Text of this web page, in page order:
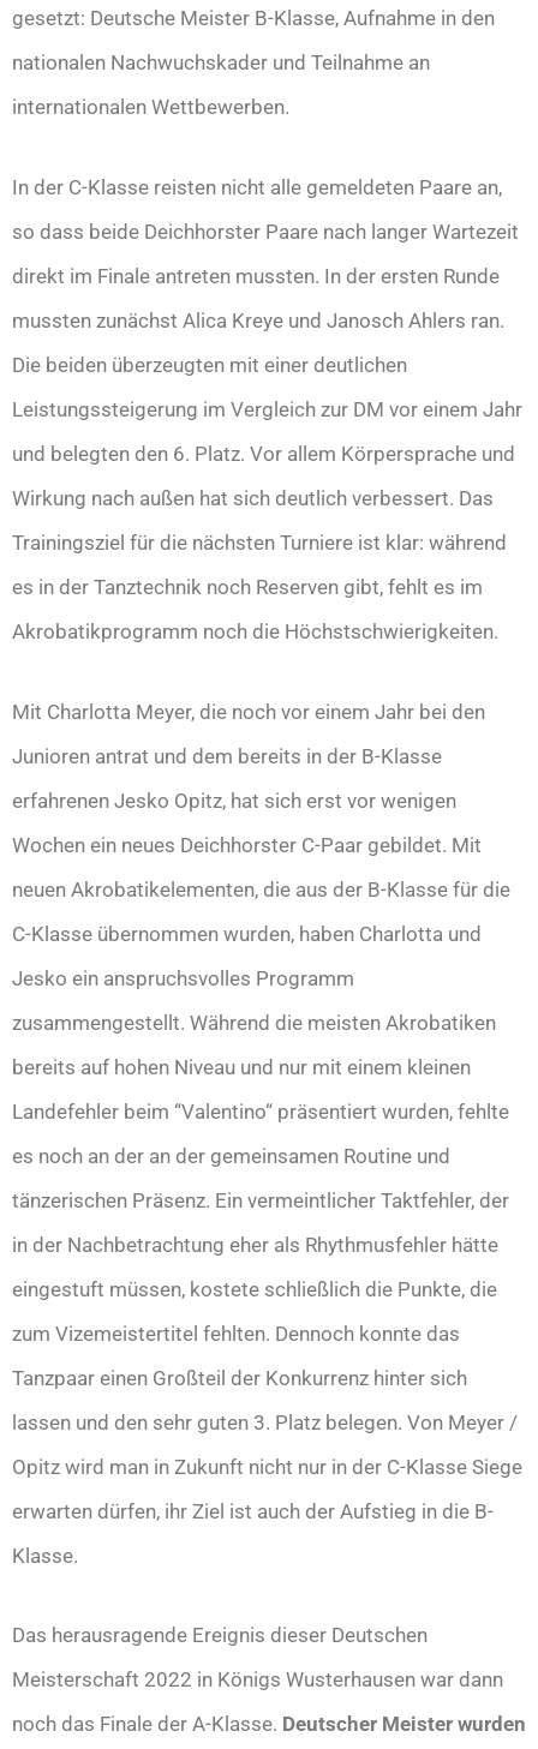
gesetzt: Deutsche Meister B-Klasse, Aufnahme in den
nationalen Nachwuchskader und Teilnahme an
internationalen Wettbewerben.
In der C-Klasse reisten nicht alle gemeldeten Paare an,
so dass beide Deichhorster Paare nach langer Wartezeit
direkt im Finale antreten mussten. In der ersten Runde
mussten zunächst Alica Kreye und Janosch Ahlers ran.
Die beiden überzeugten mit einer deutlichen
Leistungssteigerung im Vergleich zur DM vor einem Jahr
und belegten den 6. Platz. Vor allem Körpersprache und
Wirkung nach außen hat sich deutlich verbessert. Das
Trainingsziel für die nächsten Turniere ist klar: während
es in der Tanztechnik noch Reserven gibt, fehlt es im
Akrobatikprogramm noch die Höchstschwierigkeiten.
Mit Charlotta Meyer, die noch vor einem Jahr bei den
Junioren antrat und dem bereits in der B-Klasse
erfahrenen Jesko Opitz, hat sich erst vor wenigen
Wochen ein neues Deichhorster C-Paar gebildet. Mit
neuen Akrobatikelementen, die aus der B-Klasse für die
C-Klasse übernommen wurden, haben Charlotta und
Jesko ein anspruchsvolles Programm
zusammengestellt. Während die meisten Akrobatiken
bereits auf hohen Niveau und nur mit einem kleinen
Landefehler beim “Valentino“ präsentiert wurden, fehlte
es noch an der an der gemeinsamen Routine und
tänzerischen Präsenz. Ein vermeintlicher Taktfehler, der
in der Nachbetrachtung eher als Rhythmusfehler hätte
eingestuft müssen, kostete schließlich die Punkte, die
zum Vizemeistertitel fehlten. Dennoch konnte das
Tanzpaar einen Großteil der Konkurrenz hinter sich
lassen und den sehr guten 3. Platz belegen. Von Meyer /
Opitz wird man in Zukunft nicht nur in der C-Klasse Siege
erwarten dürfen, ihr Ziel ist auch der Aufstieg in die B-
Klasse.
Das herausragende Ereignis dieser Deutschen
Meisterschaft 2022 in Königs Wusterhausen war dann
noch das Finale der A-Klasse. Deutscher Meister wurden